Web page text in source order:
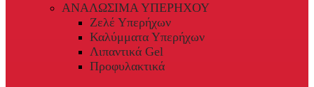
ΑΝΑΛΩΣΙΜΑ ΥΠΕΡΗΧΟΥ
Ζελέ Υπερήχων
Καλύμματα Υπερήχων
Λιπαντικά Gel
Προφυλακτικά